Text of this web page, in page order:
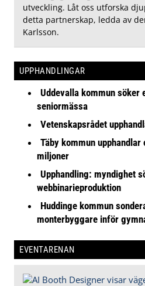
utveckling. Låt oss utforska
detta partnerskap, ledda av
Karlsson.
UPPHANDLINGAR
Uddevalla kommun söker
seniormässa
Vetenskapsrådet
Täby kommun
miljoner
Upphandling: myndighet
webbinarieproduktion
Huddinge kommun
monterbyggare inför
EVENTARENAN